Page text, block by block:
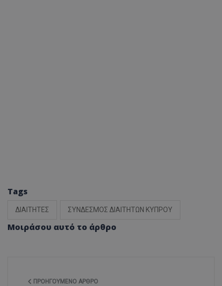
Tags
ΔΙΑΙΤΗΤΕΣ ΣΥΝΔΕΣΜΟΣ ΔΙΑΙΤΗΤΩΝ ΚΥΠΡΟΥ
Μοιράσου αυτό το άρθρο
ΠΡΟΗΓΟΎΜΕΝΟ ΆΡΘΡΟ